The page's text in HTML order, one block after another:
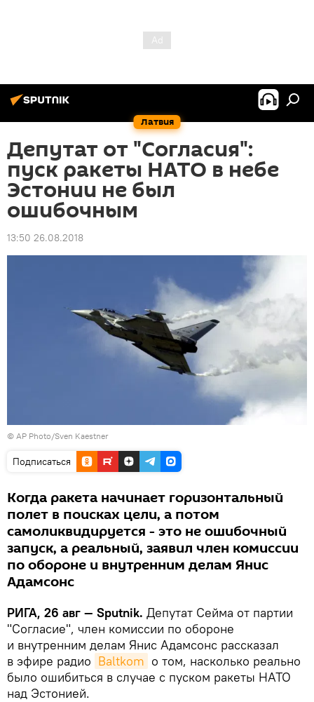
Латвия
Депутат от "Согласия":
пуск ракеты НАТО в небе
Эстонии не был
ошибочным
13:50 26.08.2018
© AP Photo/Sven Kaestner
Подписаться
Когда ракета начинает горизонтальный
полет в поисках цели, а потом
самоликвидируется - это не ошибочный
запуск, а реальный, заявил член комиссии
по обороне и внутренним делам Янис
Адамсонс
РИГА, 26 авг — Sputnik. Депутат Сейма от партии
"Согласие", член комиссии по обороне
и внутренним делам Янис Адамсонс рассказал
в эфире радио Baltkom о том, насколько реально
было ошибиться в случае с пуском ракеты НАТО
над Эстонией.